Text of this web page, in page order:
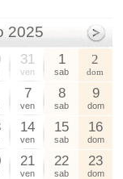
2025
31
ven
1
sab
2
dom
7
ven
8
sab
9
dom
14
ven
15
sab
16
dom
21
ven
22
sab
23
dom